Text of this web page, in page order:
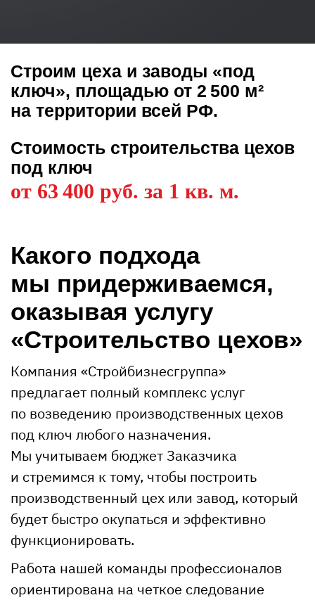
Строим цеха и заводы «под
ключ», площадью от 2 500 м²
на территории всей РФ.
Стоимость строительства цехов
под ключ
от 63 400 руб. за 1 кв. м.
Какого подхода
мы придерживаемся,
оказывая услугу
«Строительство цехов»
Компания «Стройбизнесгруппа»
предлагает полный комплекс услуг
по возведению производственных цехов
под ключ любого назначения.
Мы учитываем бюджет Заказчика
и стремимся к тому, чтобы построить
производственный цех или завод, который
будет быстро окупаться и эффективно
функционировать.
Работа нашей команды профессионалов
ориентирована на четкое следование